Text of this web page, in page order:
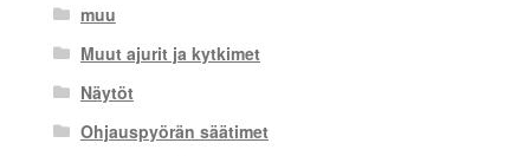
muu
Muut ajurit ja kytkimet
Näytöt
Ohjauspyörän säätimet